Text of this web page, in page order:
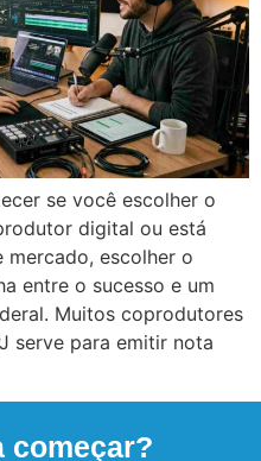
se você escolher o
digital ou está
mercado, escolher o
entre o sucesso e um
Muitos coprodutores
serve para emitir nota
começar?